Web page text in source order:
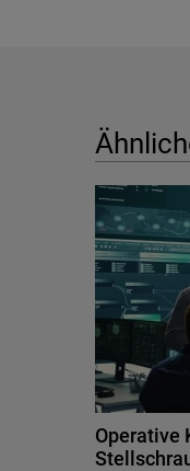
Operative